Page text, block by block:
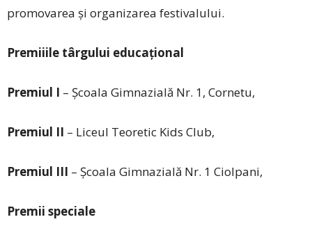
promovarea și organizarea festivalului.
Premiiile târgului educațional
Premiul I – Școala Gimnazială Nr. 1, Cornetu,
Premiul II – Liceul Teoretic Kids Club,
Premiul III – Școala Gimnazială Nr. 1 Ciolpani,
Premii speciale